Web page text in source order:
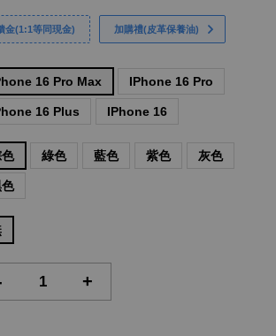
金(1:1等同現金) 加購禮(皮革保養油)
16 Pro Max IPhone 16 Pro
16 Plus IPhone 16
綠色 藍色 紫色 灰色
+